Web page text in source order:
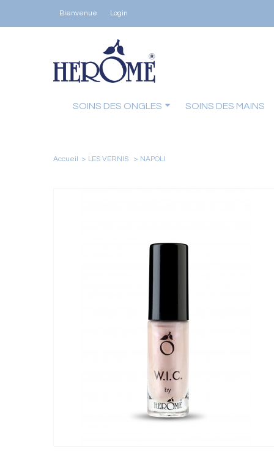
Bienvenue Login
SOINS DES ONGLES SOINS DES MAINS
Accueil > LES VERNIS > NAPOLI